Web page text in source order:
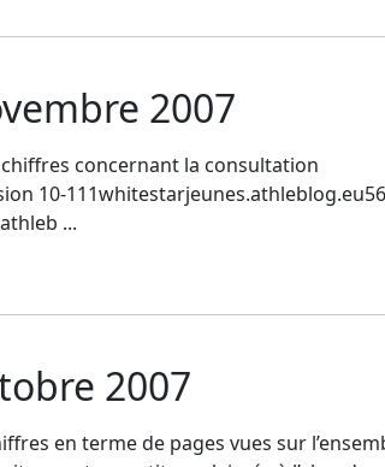
2007
concernant la consultation
10-
...
2007
en terme de pages vues sur